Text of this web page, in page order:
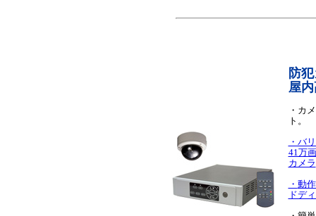
防
屋
・カ
ト。
・バ
41万
カメラ
・ 動
ドデ